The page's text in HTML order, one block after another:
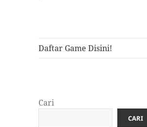
Daftar Game Disini!
Cari
CARI